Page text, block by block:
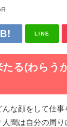
LINE
たる(わらう
な顔をして仕事
人間は自分の周